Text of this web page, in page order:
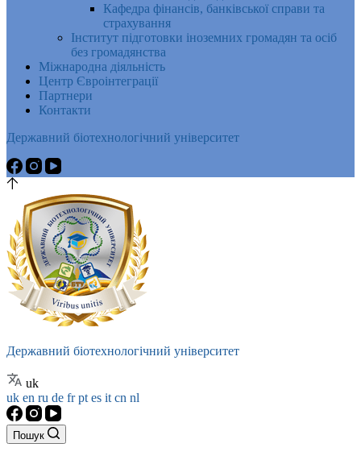
Кафедра фінансів, банківської справи та
страхування
Інститут підготовки іноземних громадян та осіб
без громадянства
Міжнародна діяльність
Центр Євроінтеграції
Партнери
Контакти
Державний біотехнологічний університет
Державний біотехнологічний університет
uk
uk en ru de frpt es it cn nl
Пошук